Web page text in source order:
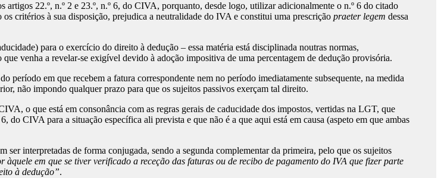
artigos 22.º, n.º 2 e 23.º, n.º 6, do CIVA, porquanto, desde logo, utilizar adicionalmente o n.º 6 do citado
critérios à sua disposição, prejudica a neutralidade do IVA e constitui uma prescrição praeter legem dessa
para o exercício do direito à dedução – essa matéria está disciplinada noutras normas,
venha a revelar-se exigível devido à adoção impositiva de uma percentagem de dedução provisória.
em que recebem a fatura correspondente nem no período imediatamente subsequente, na medida
não impondo qualquer prazo para que os sujeitos passivos exerçam tal direito.
o que está em consonância com as regras gerais de caducidade dos impostos, vertidas na LGT, que
do CIVA para a situação específica ali prevista e que não é a que aqui está em causa (aspeto em que ambas
ser interpretadas de forma conjugada, sendo a segunda complementar da primeira, pelo que os sujeitos
em que se tiver verificado a receção das faturas ou de recibo de pagamento do IVA que fizer parte
à dedução”.